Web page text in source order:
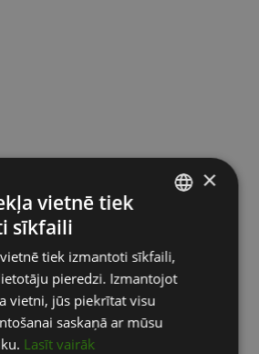
ENGLISH
RUSSIAN
×
vietnē tiek
sīkfaili
tiek izmantoti sīkfaili,
pieredzi. Izmantojot
vietni, jūs piekrītat visu
saskaņā ar mūsu
Lasīt vairāk